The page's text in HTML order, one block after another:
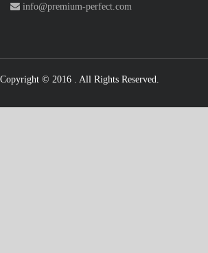
info@premium-perfect.com
Copyright © 2016 . All Rights Reserved.